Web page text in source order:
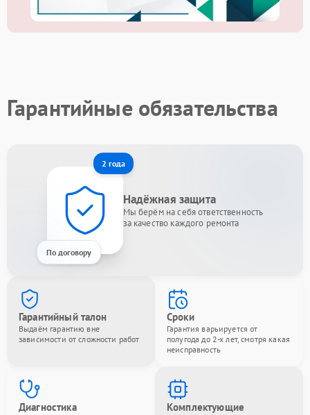
Гарантийные обязательства
2 года
По договору
Надёжная защита
Мы берём на себя ответственность
за качество каждого ремонта
Гарантийный талон
Выдаём гарантию вне
зависимости от сложности работ
Сроки
Гарантия варьируется от
полугода до 2-х лет, смотря какая
неисправность
Диагностика Комплектующие